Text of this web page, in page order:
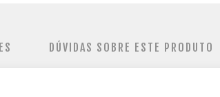
DÚVIDAS SOBRE ESTE PRODUTO